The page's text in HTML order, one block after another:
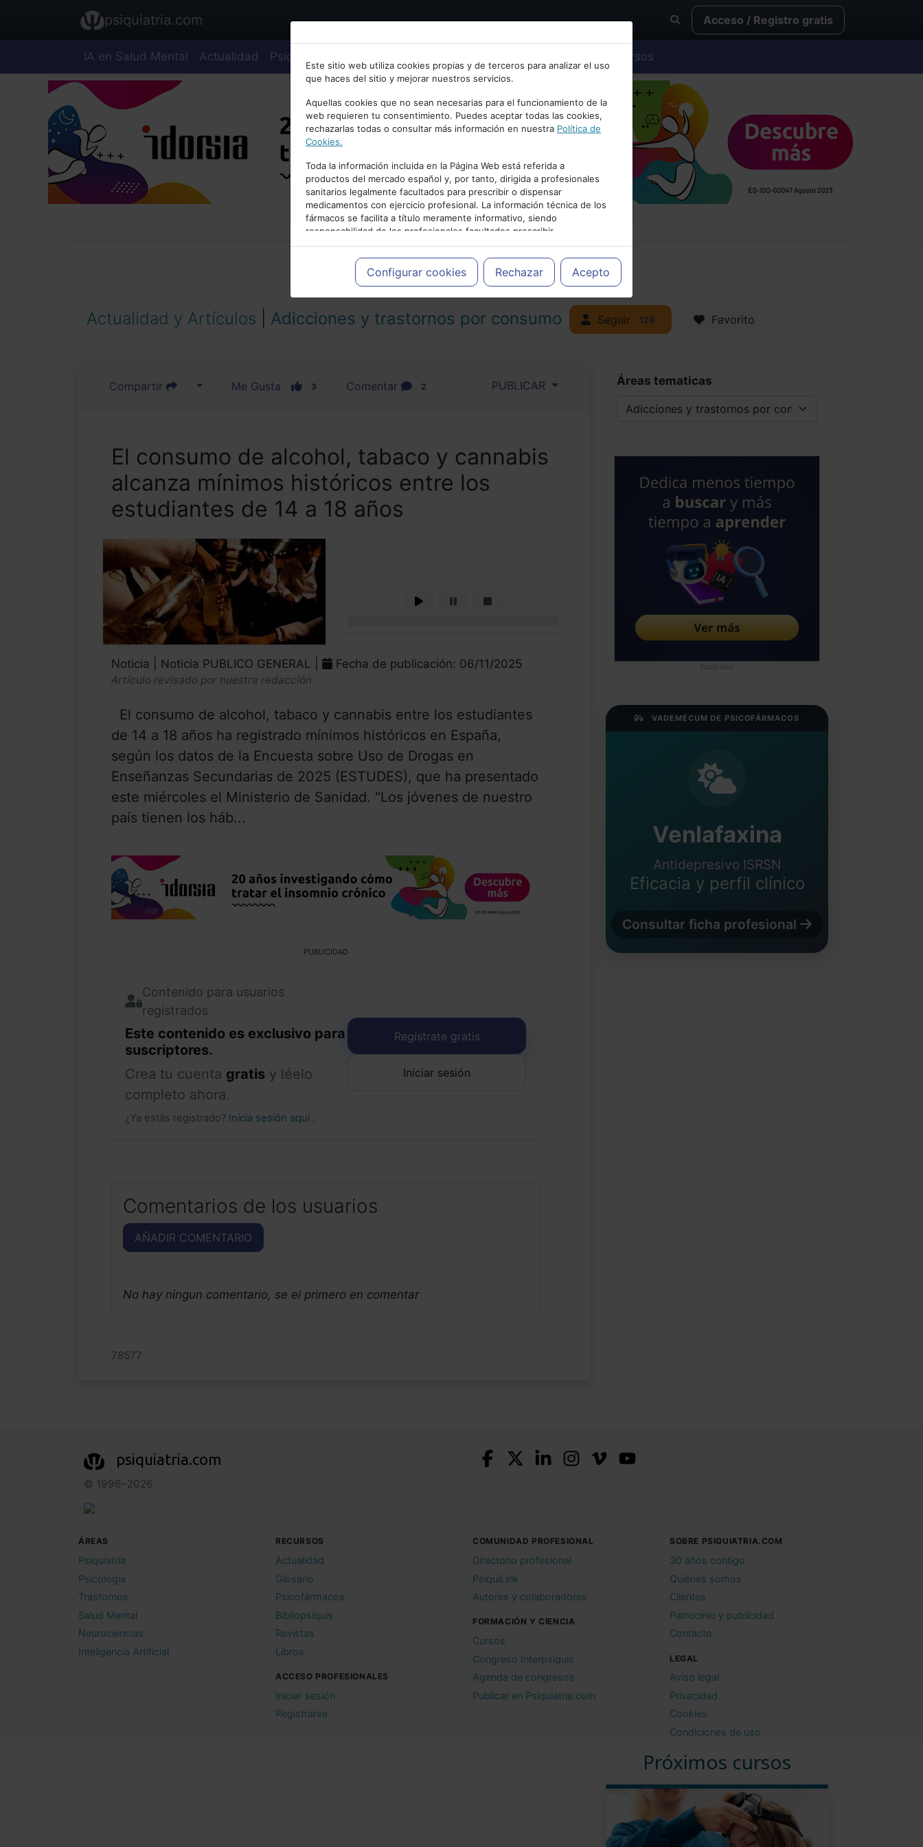
Bienvenid@ a psiquiatria.com
Escribe tu Email
Accede o regístrate con tu email.
Cancelar
psiquiatria.com Acceso / Registro gratis
IA en Salud Mental Actualidad Psiquiatría Cursos
Este sitio web utiliza cookies propias y de terceros para analizar el uso
que haces del sitio y mejorar nuestros servicios.
Aquellas cookies que no sean necesarias para el funcionamiento de la
web requieren tu consentimiento. Puedes aceptar todas las cookies,
rechazarlas todas o consultar más información en nuestra Política de
Cookies.
Toda la información incluida en la Página Web está referida a
productos del mercado español y, por tanto, dirigida a profesionales
sanitarios legalmente facultados para prescribir o dispensar
medicamentos con ejercicio profesional. La información técnica de los
fármacos se facilita a título meramente informativo, siendo
responsabilidad de los profesionales facultados prescribir
medicamentos y decidir, en cada caso concreto, el tratamiento más
adecuado a las necesidades del paciente.
Configurar cookies Rechazar Acepto
PUBLICIDAD
Actualidad y Artículos Adicciones y trastornos por consumo Seguir 128 Favorito
Compartir Me Gusta 3 Comentar 2 PUBLICAR
El consumo de alcohol, tabaco y cannabis
alcanza mínimos históricos entre los
estudiantes de 14 a 18 años
Noticia | Noticia PUBLICO GENERAL | Fecha de publicación: 06/11/2025
Artículo revisado por nuestra redacción
El consumo de alcohol, tabaco y cannabis entre los estudiantes
de 14 a 18 años ha registrado mínimos históricos en España,
según los datos de la Encuesta sobre Uso de Drogas en
Enseñanzas Secundarias de 2025 (ESTUDES), que ha presentado
este miércoles el Ministerio de Sanidad. "Los jóvenes de nuestro
país tienen los háb...
PUBLICIDAD
Contenido para usuarios
registrados
Este contenido es exclusivo para
suscriptores.
Crea tu cuenta gratis y léelo
completo ahora.
¿Ya estás registrado? Inicia sesión aquí .
Regístrate gratis
Iniciar sesión
Comentarios de los usuarios
AÑADIR COMENTARIO
No hay ningun comentario, se el primero en comentar
78577
Áreas tematicas
Publicidad
VADEMÉCUM DE PSICOFÁRMACOS
Venlafaxina
Antidepresivo ISRSN
Eficacia y perfil clínico
Consultar ficha profesional
Próximos cursos
psiquiatria.com
© 1996–2026
ÁREAS
Psiquiatría
Psicología
Trastornos
Salud Mental
Neurociencias
Inteligencia Artificial
RECURSOS
Actualidad
Glosario
Psicofármacos
Bibliopsiquis
Revistas
Libros
ACCESO PROFESIONALES
Iniciar sesión
Registrarse
COMUNIDAD PROFESIONAL
Directorio profesional
PsiquiLink
Autores y colaboradores
FORMACIÓN Y CIENCIA
Cursos
Congreso Interpsiquis
Agenda de congresos
Publicar en Psiquiatria.com
SOBRE PSIQUIATRIA.COM
30 años contigo
Quiénes somos
Clientes
Patrocinio y publicidad
Contacto
LEGAL
Aviso legal
Privacidad
Cookies
Condiciones de uso